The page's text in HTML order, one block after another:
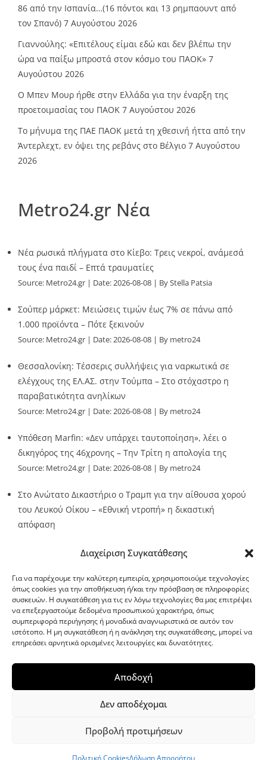
Διαχείριση Συγκατάθεσης
Για να παρέχουμε την καλύτερη εμπειρία, χρησιμοποιούμε τεχνολογίες
όπως cookies για την αποθήκευση ή/και την πρόσβαση σε πληροφορίες
συσκευών. Η συγκατάθεση για τις εν λόγω τεχνολογίες θα μας επιτρέψει
να επεξεργαστούμε δεδομένα προσωπικού χαρακτήρα, όπως
συμπεριφορά περιήγησης ή μοναδικά αναγνωριστικά σε αυτόν τον
ιστότοπο. Η μη συγκατάθεση ή η ανάκληση της συγκατάθεσης, μπορεί να
επηρεάσει αρνητικά ορισμένες λειτουργίες και δυνατότητες.
Αποδοχή
Δεν αποδέχομαι
Προβολή προτιμήσεων
Πολιτική CookiesΔήλωση Απορρήτου
86 από την Ισπανία…(16 πόντοι και 13 ρημπαουντ από
τον Σπανό) 7 Αυγούστου 2026
Γιαννούλης: «Επιτέλους είμαι εδώ και δεν βλέπω την
ώρα να παίξω μπροστά στον κόσμο του ΠΑΟΚ» 7
Αυγούστου 2026
O Mπεν Μουρ ήρθε στην Ελλάδα για την έναρξη της
προετοιμασίας του ΠΑΟΚ 7 Αυγούστου 2026
Το μήνυμα της ΠΑΕ ΠΑΟΚ μετά τη χθεσινή ήττα από την
Άντερλεχτ, εν όψει της ρεβάνς στο Βέλγιο 7 Αυγούστου
2026
Metro24.gr Νέα
Νέα ρωσικά πλήγματα στο Κίεβο: Τρεις νεκροί, ανάμεσά
τους ένα παιδί – Επτά τραυματίες
Source: Metro24.gr Date: 2026-08-08 By Stella Patsia
Σούπερ μάρκετ: Μειώσεις τιμών έως 7% σε πάνω από
1.000 προϊόντα – Πότε ξεκινούν
Source: Metro24.gr Date: 2026-08-08 By metro24
Θεσσαλονίκη: Τέσσερις συλλήψεις για ναρκωτικά σε
ελέγχους της ΕΛ.ΑΣ. στην Τούμπα – Στο στόχαστρο η
παραβατικότητα ανηλίκων
Source: Metro24.gr Date: 2026-08-08 By metro24
Υπόθεση Marfin: «Δεν υπάρχει ταυτοποίηση», λέει ο
δικηγόρος της 46χρονης – Την Τρίτη η απολογία της
Source: Metro24.gr Date: 2026-08-08 By metro24
Στο Ανώτατο Δικαστήριο ο Τραμπ για την αίθουσα χορού
του Λευκού Οίκου – «Εθνική ντροπή» η δικαστική
απόφαση
G-point.gr
WordPress Theme|Viral Newsby HashThemes